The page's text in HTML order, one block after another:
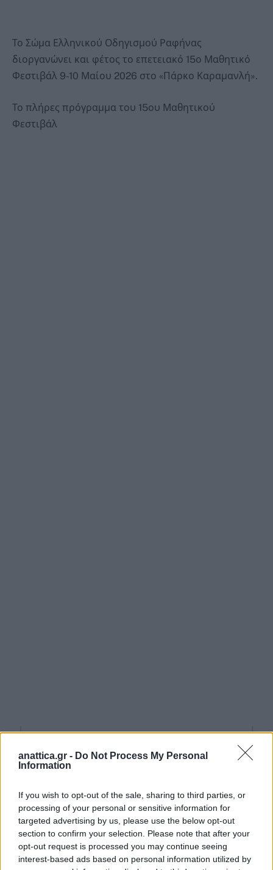
anattica.gr - Do Not Process My Personal
Information
If you wish to opt-out of the sale, sharing to third parties, or
processing of your personal or sensitive information for
targeted advertising by us, please use the below opt-out
section to confirm your selection. Please note that after your
opt-out request is processed you may continue seeing
interest-based ads based on personal information utilized by
Το Σώμα Ελληνικού Οδηγισμού Ραφήνας
διοργανώνει και φέτος το επετειακό 15ο Μαθητικό
Φεστιβάλ 9-10 Μαίου 2026 στο «Πάρκο Καραμανλή».
Το πλήρες πρόγραμμα του 15ου Μαθητικού
Φεστιβάλ